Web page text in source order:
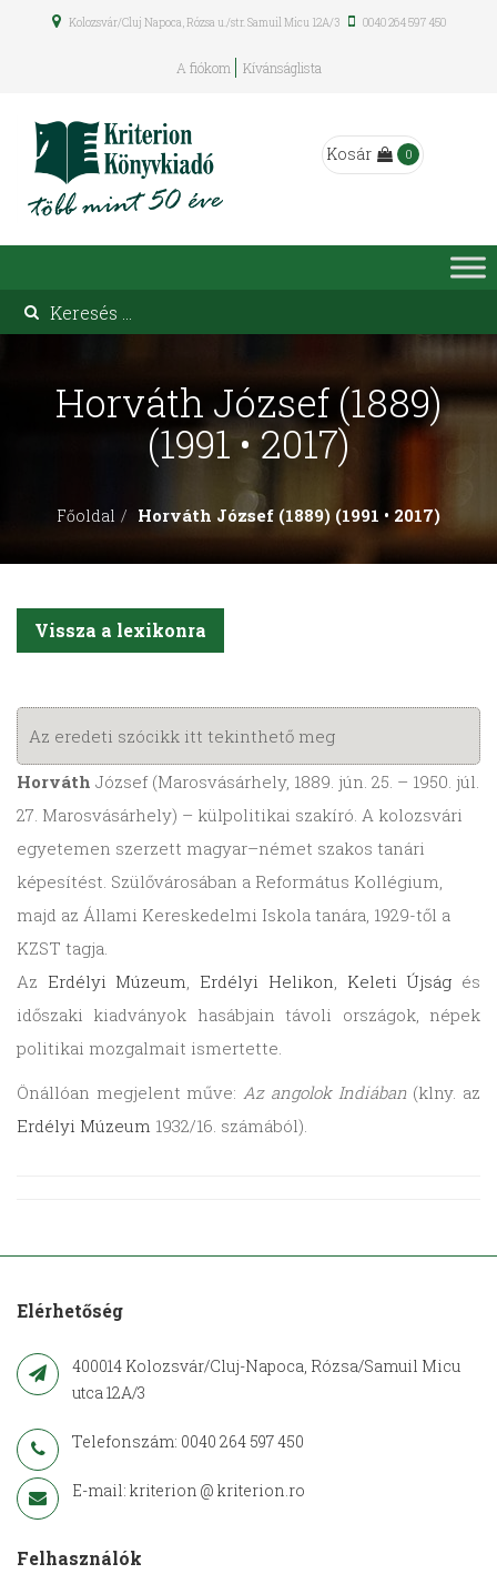
Kolozsvár/Cluj Napoca, Rózsa u./str. Samuil Micu 12A/3 0040 264 597 450
A fiókom Kívánságlista
Kosár 0
Horváth József (1889)
(1991 • 2017)
Főoldal Horváth József (1889) (1991 • 2017)
Vissza a lexikonra
Az eredeti szócikk itt tekinthető meg
Horváth József (Marosvásárhely, 1889. jún. 25. – 1950. júl.
27. Marosvásárhely) – külpolitikai szakíró. A kolozsvári
egyetemen szerzett magyar–német szakos tanári
képesítést. Szülővárosában a Református Kollégium,
majd az Állami Kereskedelmi Iskola tanára, 1929-től a
KZST tagja.
Az Erdélyi Múzeum, Erdélyi Helikon, Keleti Újság és
időszaki kiadványok hasábjain távoli országok, népek
politikai mozgalmait ismertette.
Önállóan megjelent műve:Az angolok Indiában(klny. az
Erdélyi Múzeum 1932/16. számából).
Elérhetőség
400014 Kolozsvár/Cluj-Napoca, Rózsa/Samuil Micu
utca 12A/3
Telefonszám: 0040 264 597 450
E-mail: kriterion @ kriterion.ro
Felhasználók